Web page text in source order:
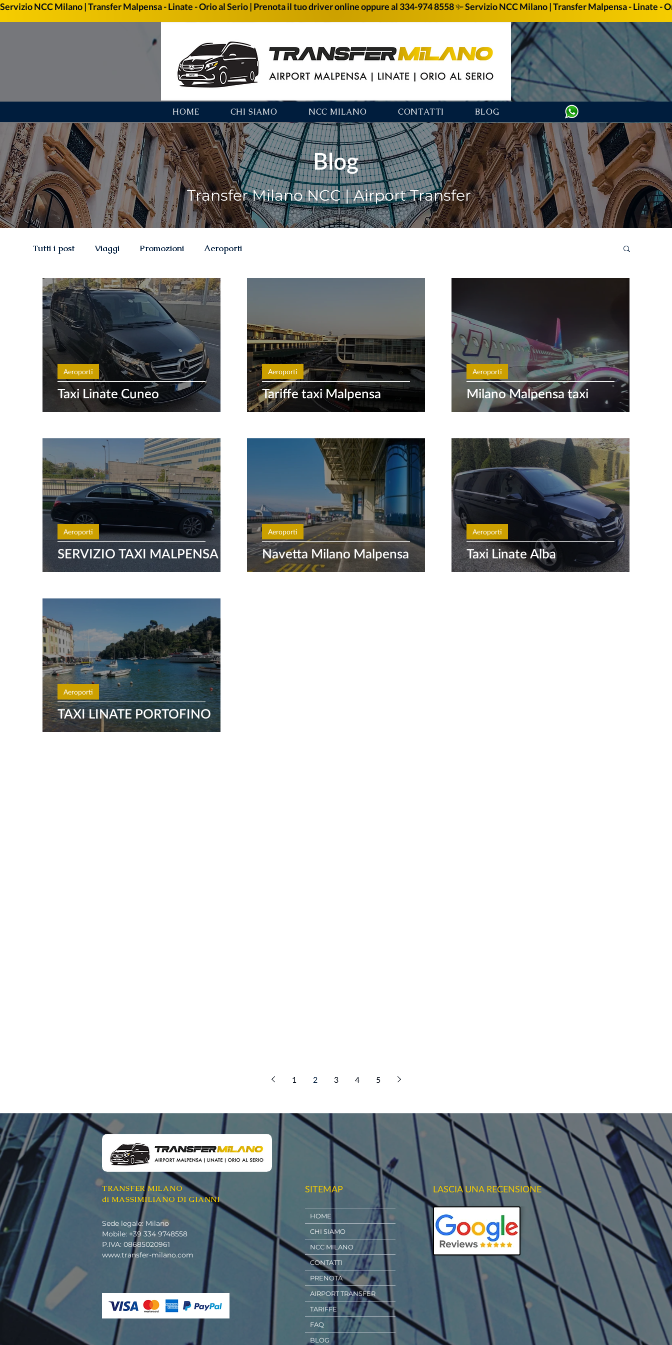
Servizio NCC Milano | Transfer Malpensa - Linate - Orio al Serio | Prenota il tuo driver online oppure al 334-974 8558
HOME CHI SIAMO NCC MILANO CONTATTI BLOG
Blog
Transfer Milano NCC | Airport Transfer
Tutti i post Viaggi Promozioni Aeroporti
Taxi Linate Cuneo
Aeroporti
Tariffe taxi Malpensa
Aeroporti
Milano Malpensa taxi
Aeroporti
SERVIZIO TAXI MALPENSA
Aeroporti
Navetta Milano Malpensa
Aeroporti
Taxi Linate Alba
Aeroporti
TAXI LINATE PORTOFINO
Aeroporti
1 2 3 4 5
TRANSFER MILANO
di MASSIMILIANO DI GIANNI
Sede legale: Milano
Mobile: +39 334 9748558​
P.IVA: 08685020961
www.transfer-milano.com
SITEMAP
HOME
CHI SIAMO
NCC MILANO
CONTATTI
PRENOTA
AIRPORT TRANSFER
TARIFFE
FAQ
BLOG
LASCIA UNA RECENSIONE